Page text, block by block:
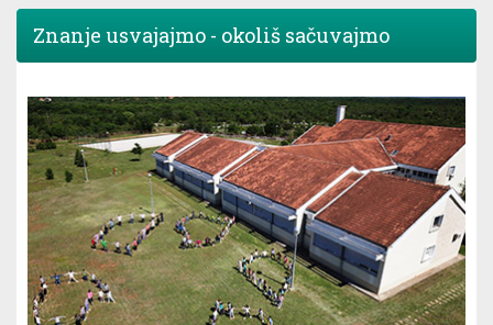
Znanje usvajajmo - okoliš sačuvajmo